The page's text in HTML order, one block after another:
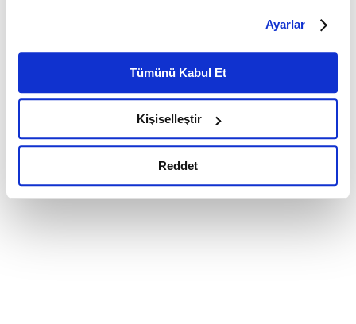
belirleyebilirsiniz. Çerezlere ilişkin detaylı bilgi için
Ayarlar butonuna tıklayabilir,Çerez Bilgilendirme
Metnimizi ziyaret edebilirsiniz.
6698 sayılı Kişisel Verilerin Korunması Kanunu uyarınca
okumak ve sitemizi ziyaretiniz kapsamında
gerçekleştirilen veri işleme faaliyetleri ile ilgili daha
detaylı bilgi almak için lütfentıklayınız.
Ayarlar
Tümünü Kabul Et
Kişiselleştir
Reddet